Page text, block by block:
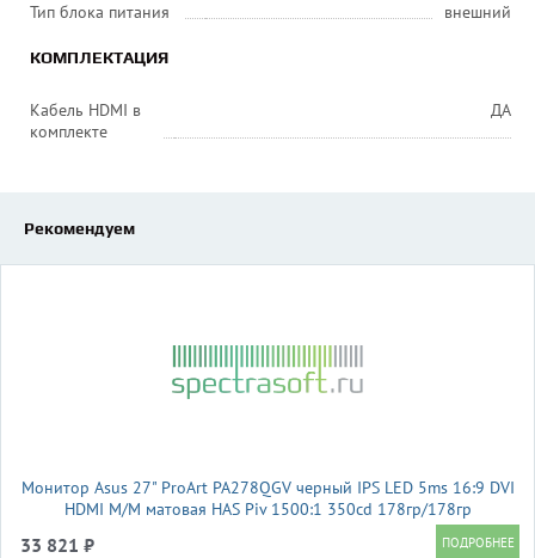
Тип блока питания внешний
КОМПЛЕКТАЦИЯ
Кабель HDMI в
комплекте
ДА
Рекомендуем
Монитор Asus 27" ProArt PA278QGV черный IPS LED 5ms 16:9 DVI
HDMI M/M матовая HAS Piv 1500:1 350cd 178гр/178гр
33 821 ₽